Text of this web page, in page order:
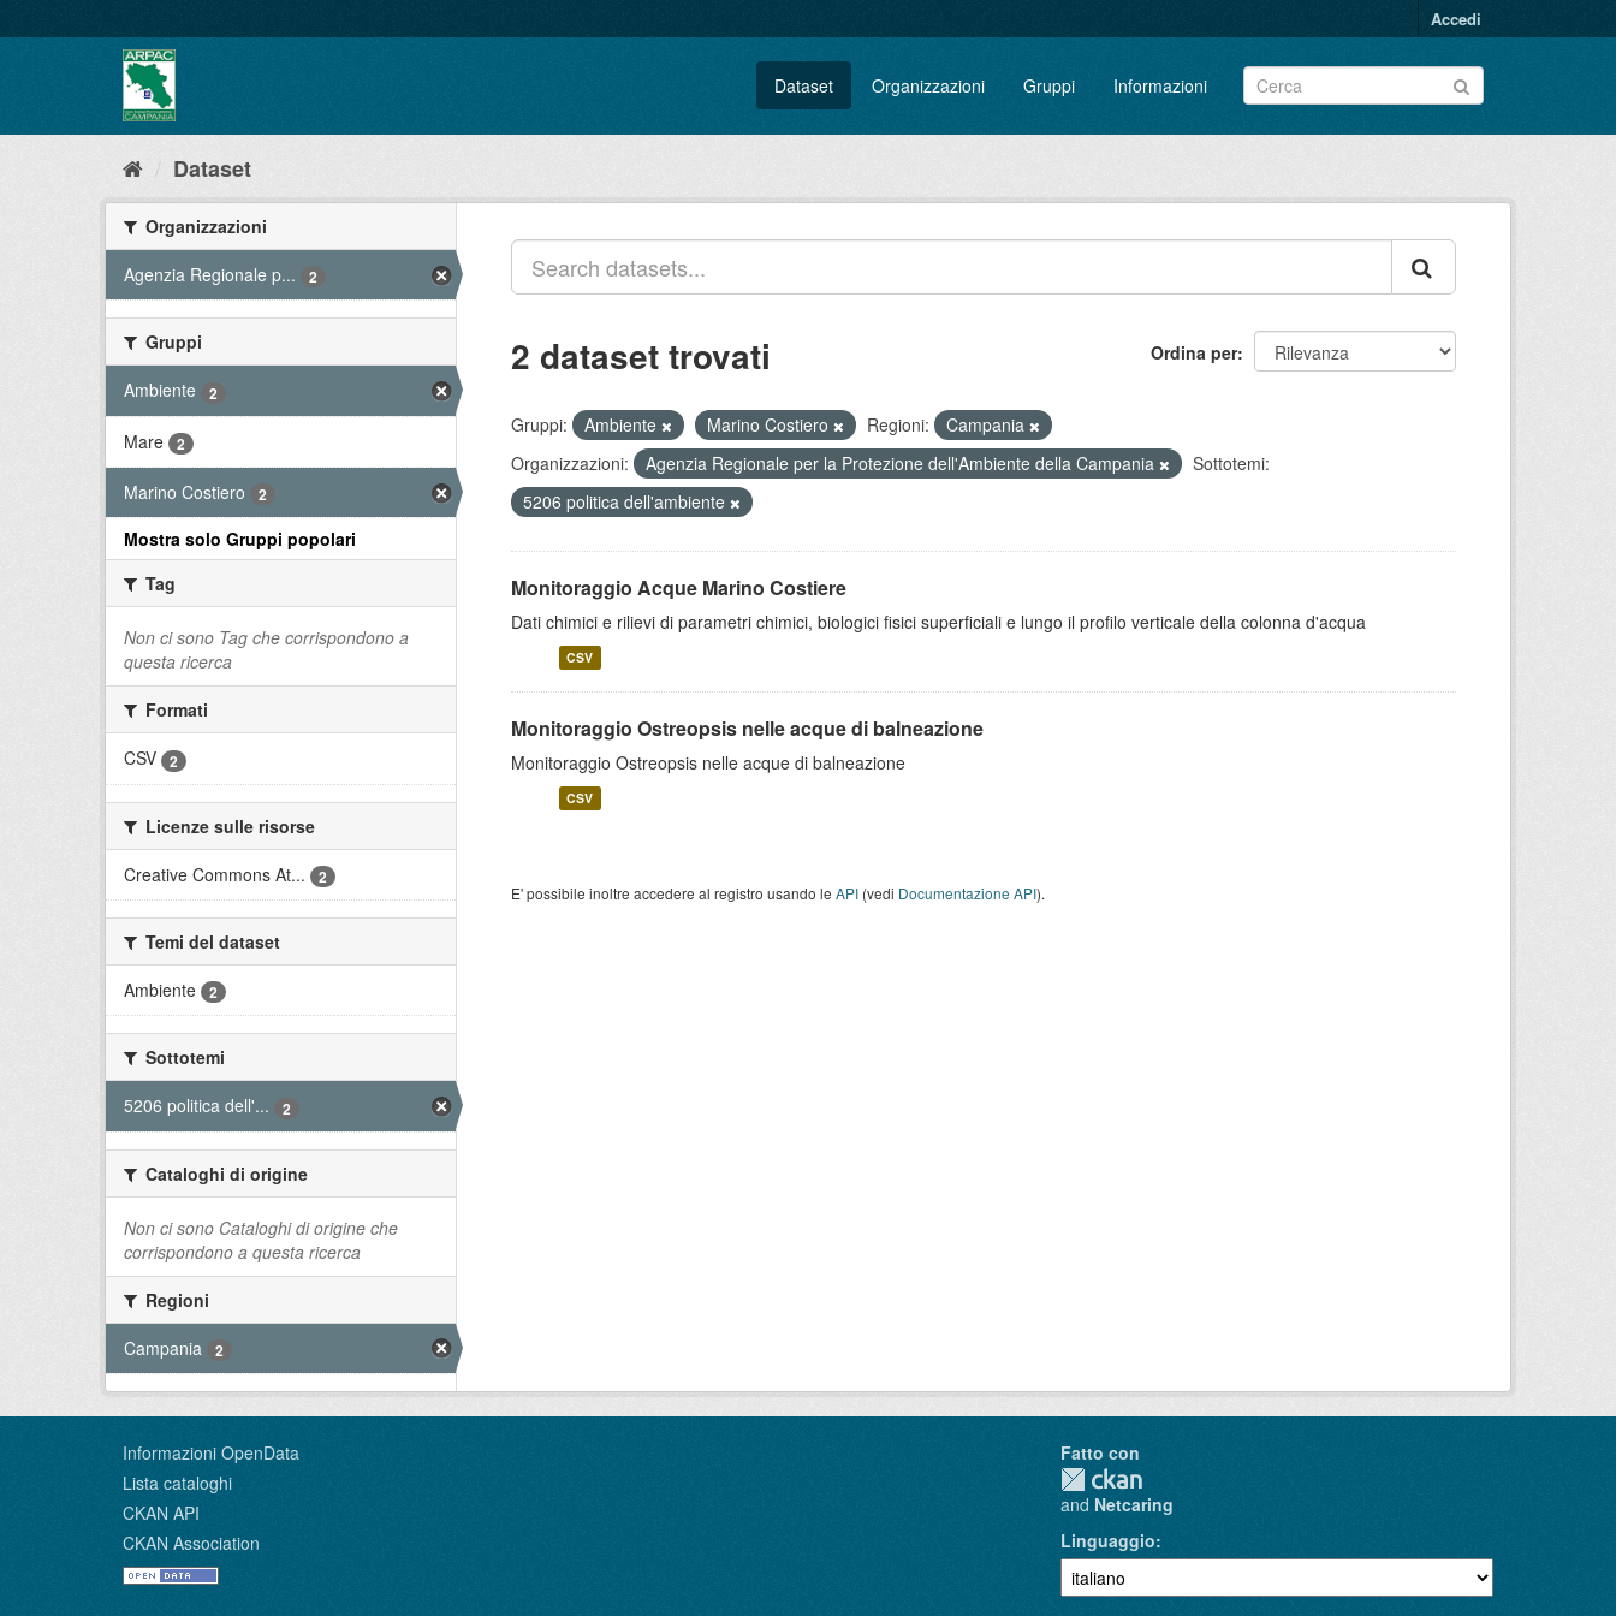
al
Accedi
Dataset Organizzazioni Gruppi Informazioni
Dataset
Organizzazioni
Agenzia Regionale p...
2
Gruppi
Ambiente
2
Mare 2
Marino Costiero 2
Mostra solo Gruppi popolari
Tag
Non ci sono Tag che corrispondono a
questa ricerca
Formati
CSV
2
Licenze sulle risorse
Creative Commons At...
2
Temi del dataset
Ambiente
2
Sottotemi
5206 politica dell'...
2
Cataloghi di origine
Non ci sono Cataloghi di origine che
corrispondono a questa ricerca
Regioni
Campania
2
Ordina per
2 dataset trovati
Gruppi: Ambiente Marino Costiero Regioni:
Campania
Organizzazioni:
Agenzia Regionale per la Protezione dell'Ambiente della Campania
Sottotemi:
5206 politica dell'ambiente
Monitoraggio Acque Marino Costiere
Dati chimici e rilievi di parametri chimici, biologici fisici superficiali e lungo il profilo verticale della colonna d'acqua
CSV
Monitoraggio Ostreopsis nelle acque di balneazione
Monitoraggio Ostreopsis nelle acque di balneazione
CSV
E' possibile inoltre accedere al registro usando le API (vedi Documentazione API).
Informazioni OpenData
Lista cataloghi
CKAN API
CKAN Association
Fatto con
and Netcaring
Linguaggio